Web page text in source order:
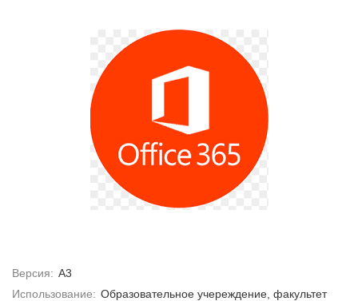
Версия: A3
Использование: Образовательное учереждение, факультет